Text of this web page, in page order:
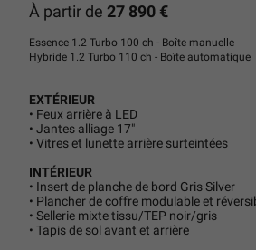
À partir de 27 890 €
Essence 1.2 Turbo 100 ch - Boîte manuelle
Hybride 1.2 Turbo 110 ch - Boîte automatique
EXTÉRIEUR
• Feux arrière à LED
• Jantes alliage 17"
• Vitres et lunette arrière surteintées
INTÉRIEUR
• Insert de planche de bord Gris Silver
• Plancher de coffre modulable et
• Sellerie mixte tissu/TEP noir/gris
• Tapis de sol avant et arrière